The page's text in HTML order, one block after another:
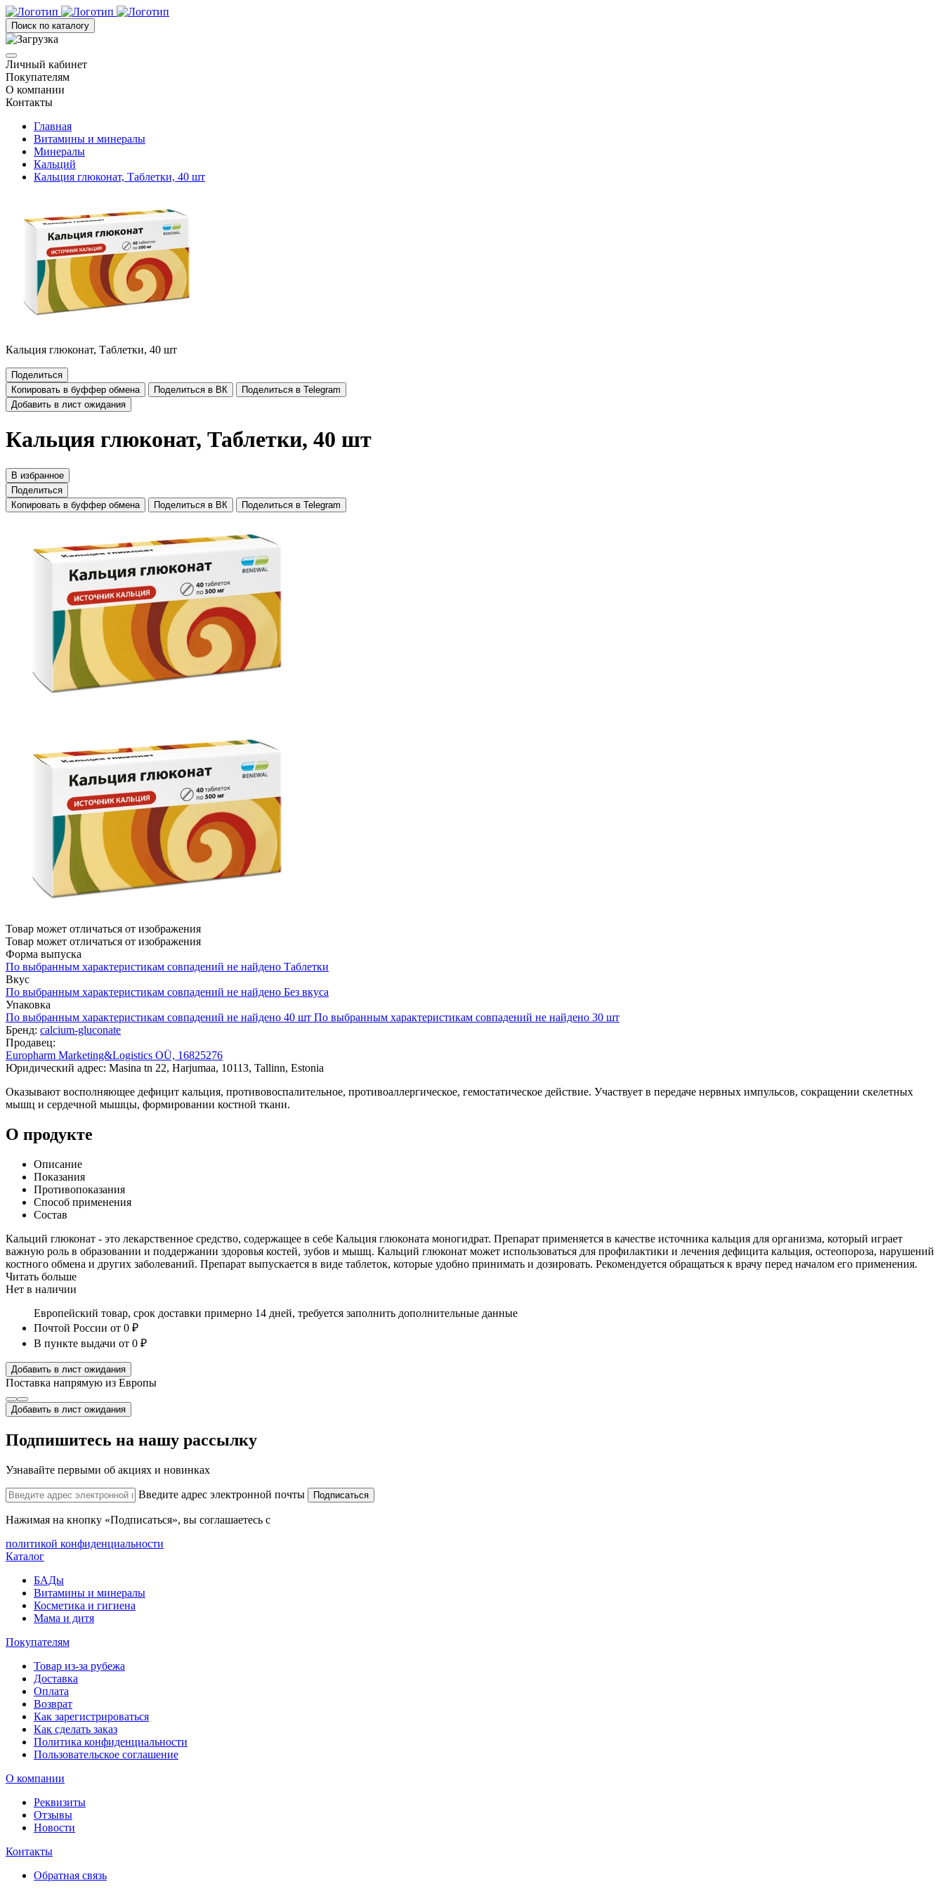
Поиск по каталогу
Личный кабинет
Покупателям
О компании
Контакты
Главная
Витамины и минералы
Минералы
Кальций
Кальция глюконат, Таблетки, 40 шт
Кальция глюконат, Таблетки, 40 шт
Поделиться
Копировать в буффер обмена
Поделиться в ВК
Поделиться в Telegram
Добавить в лист ожидания
Кальция глюконат, Таблетки, 40 шт
В избранное
Поделиться
Копировать в буффер обмена
Поделиться в ВК Поделиться в Telegram
Товар может отличаться от изображения
Товар может отличаться от изображения
Форма выпуска
По выбранным характеристикам совпадений не найдено Таблетки
Вкус
По выбранным характеристикам совпадений не найдено Без вкуса
Упаковка
По выбранным характеристикам совпадений не найдено 40 шт По выбранным характеристикам совпадений не найдено 30 шт
Бренд: calcium-gluconate
Продавец:
Europharm Marketing&Logistics OÜ, 16825276
Юридический адрес: Masina tn 22, Harjumaa, 10113, Tallinn, Estonia
Оказывают восполняющее дефицит кальция, противовоспалительное, противоаллергическое, гемостатическое действие. Участвует в передаче нервных импульсов, сокращении скелетных
мышц и сердечной мышцы, формировании костной ткани.
О продукте
Описание
Показания
Противопоказания
Способ применения
Состав
Кальций глюконат - это лекарственное средство, содержащее в себе Кальция глюконата моногидрат. Препарат применяется в качестве источника кальция для организма, который играет
важную роль в образовании и поддержании здоровья костей, зубов и мышц. Кальций глюконат может использоваться для профилактики и лечения дефицита кальция, остеопороза, нарушений
костного обмена и других заболеваний. Препарат выпускается в виде таблеток, которые удобно принимать и дозировать. Рекомендуется обращаться к врачу перед началом его применения.
Читать больше
Нет в наличии
Европейский товар, срок доставки примерно 14 дней, требуется заполнить дополнительные данные
Почтой России от 0 ₽
В пункте выдачи от 0 ₽
Добавить в лист ожидания
Поставка напрямую из Европы
Добавить в лист ожидания
Подпишитесь на нашу рассылку
Узнавайте первыми об акциях и новинках
Введите адрес электронной почты Подписаться
Нажимая на кнопку «Подписаться», вы соглашаетесь с
политикой конфиденциальности
Каталог
БАДы
Витамины и минералы
Косметика и гигиена
Мама и дитя
Покупателям
Товар из-за рубежа
Доставка
Оплата
Возврат
Как зарегистрироваться
Как сделать заказ
Политика конфиденциальности
Пользовательское соглашение
О компании
Реквизиты
Отзывы
Новости
Контакты
Обратная связь